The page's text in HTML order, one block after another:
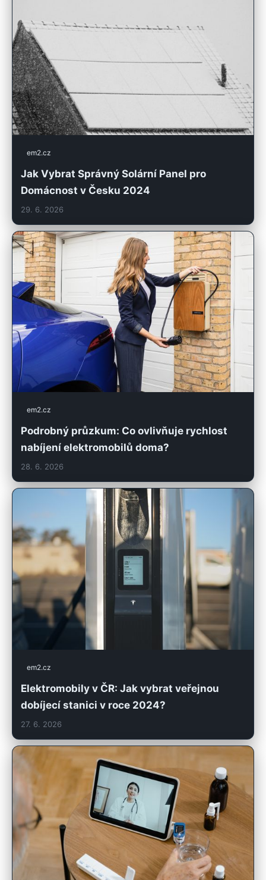
em2.cz
Jak Vybrat Správný Solární Panel pro
Domácnost v Česku 2024
29. 6. 2026
em2.cz
Podrobný průzkum: Co ovlivňuje rychlost
nabíjení elektromobilů doma?
28. 6. 2026
em2.cz
Elektromobily v ČR: Jak vybrat veřejnou
dobíjecí stanici v roce 2024?
27. 6. 2026